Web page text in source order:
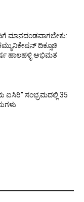
ಮಾನದಂಡವಾಗಬೇಕು:
ದಿಕ್ಸೂಚಿ
ಹಾಲಹಳ್ಳಿ ಅಭಿಮತ
ಸಂಭ್ರಮದಲ್ಲಿ 35